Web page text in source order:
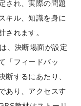
され、実際の問題
キル、知識を身に
されます。
、決断場面が設定
「フィードバッ
断するにあたり、
あり、アクセスす